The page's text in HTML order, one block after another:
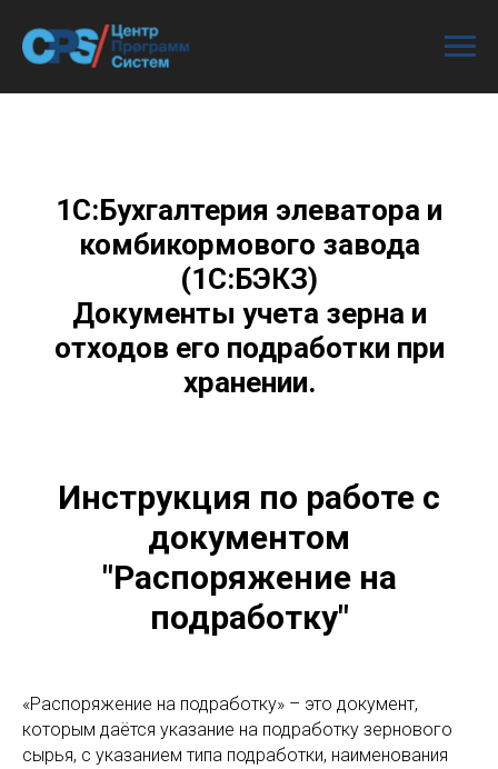
1С:Бухгалтерия элеватора и
комбикормового завода
(1С:БЭКЗ)
Документы учета зерна и
отходов его подработки при
хранении.
Инструкция по работе с
документом
"Распоряжение на
подработку"
«Распоряжение на подработку» – это документ,
которым даётся указание на подработку зернового
сырья, с указанием типа подработки, наименования